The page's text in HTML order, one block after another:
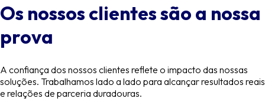
Os nossos clientes são a nossa
prova
A confiança dos nossos clientes reflete o impacto das nossas
soluções. Trabalhamos lado a lado para alcançar resultados reais
e relações de parceria duradouras.